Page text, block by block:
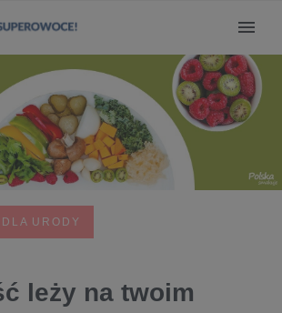
URODY
leży na twoim